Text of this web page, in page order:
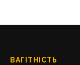
ВАГІТНІСТЬ